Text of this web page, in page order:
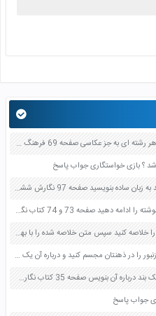
یکی از هنرمندان معاصر مورد علاقه خود را در هر رشته ای به جز عکاسی صفحه 69 فرهنگ و هنر نهم
؟ بازی خواستگاری جواب پاسخ
یکی از حکایت هایی را که تا به حال شنیده اید به زبان ساده بنویسید صفحه 97 نگارش ششم دبستان
یکی از متن های ناتمام زیر را انتخاب کنید و نوشته را ادامه دهید صفحه 73 و 74 کتاب نگارش فارسی پنجم دبستان
یکی از درس های مندرج در کتاب درسی خود را خلاصه کنید سپس متن خلاصه شده را با بهره گیری از روش های دسته بندی نمودار جدول نقشه مفهومی نشان دهید صفحه 118 نگارش یازدهم
یکی از صدا های آبشار به هم خوردن برگ ها زنبور را در ذهنتان مجسم کنید و درباره آن یک بند بنویسید صفحه 11 نگارش پنجم
یکی از دو موضوع را به دلخواه انتخاب کن و یک بند درباره آن بنویس صفحه 35 کتاب نگارش فارسی سوم
جواب پاسخ